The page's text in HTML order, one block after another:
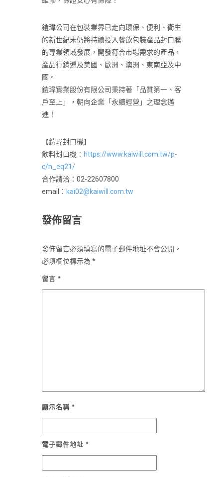
鎧瑋公司在包裝業界已走向環保、便利、衛生
的新世紀末仍將持續投入餐飲包裝產品封口膜
的專業領域發展，開發符合市場需求的產品，
產品行銷遍及美國、歐洲、澳洲、東南亞及中
國。
鎧瑋實業股份有限公司秉持著「品質第一、客
戶至上」，朝向企業「永續經營」之理念邁
進！
【鎧瑋封口機】
飲料封口機： https://www.kaiwill.com.tw/p-
c/n_eq21/
合作請洽：02-22607800
email： kai02@kaiwill.com.tw
發佈留言
發佈留言必須填寫的電子郵件地址不會公開。
必填欄位標示為 *
留言 *
顯示名稱 *
電子郵件地址 *